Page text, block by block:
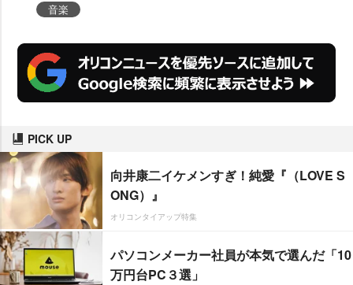
音楽
PICK UP
向井康二イケメンすぎ！純愛『（LOVE S
ONG）』
オリコンタイアップ特集
パソコンメーカー社員が本気で選んだ「10
万円台PC３選」